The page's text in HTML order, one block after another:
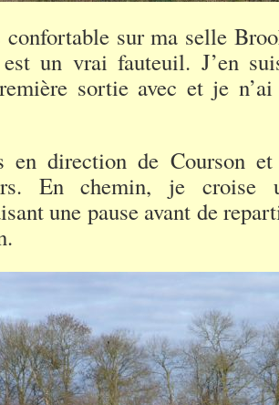
confortable sur ma selle
un vrai fauteuil. J’en
sortie avec et je
en direction de Courson
En chemin, je croise
une pause avant de